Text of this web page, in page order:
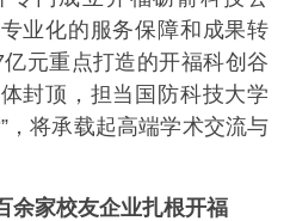
业化的服务保障和成果转
元重点打造的开福科创谷
封顶，担当国防科技大学
，将承载起高端学术交流与
余家校友企业扎根开福